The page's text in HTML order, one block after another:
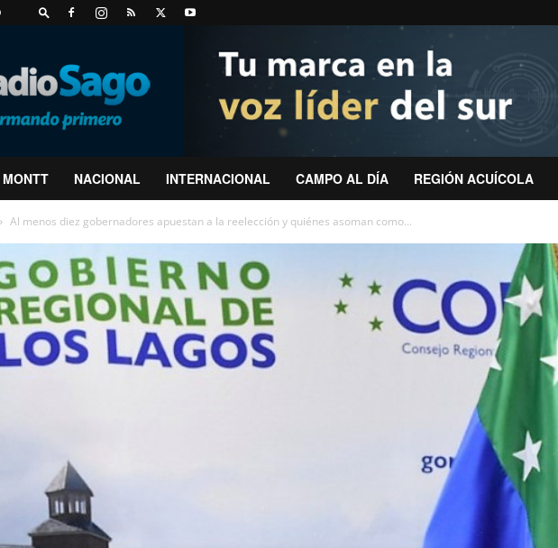
NACIONAL INTERNACIONAL CAMPO AL DÍA REGIÓN ACUÍCOLA
Al menos diez gobernadores apuestan a la reelección y quiénes asoman como...